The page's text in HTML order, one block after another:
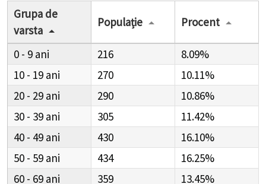
Grupa de
varsta
Populație Procent
0 - 9 216
8.09%
10 - 19
270
10.11%
20 - 29
290
10.86%
30 - 39
305
11.42%
40 - 49
430
16.10%
50 - 59
434
16.25%
60 - 69
359
13.45%